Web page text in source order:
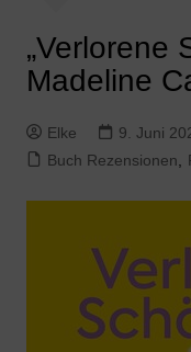
„Verlorene
Madeline
Elke
9. Juni
Buch Rezensionen